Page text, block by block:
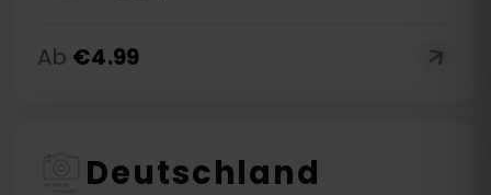
Ab €4.99
Deutschland